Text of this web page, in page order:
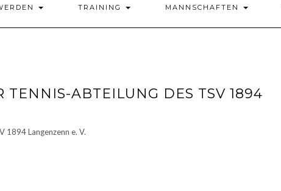
TRAINING MANNSCHAFTEN
ABTEILUNG DES TSV 1894